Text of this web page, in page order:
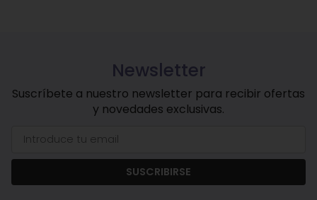
Newsletter
Suscríbete a nuestro newsletter para recibir ofertas
y novedades exclusivas.
SUSCRIBIRSE